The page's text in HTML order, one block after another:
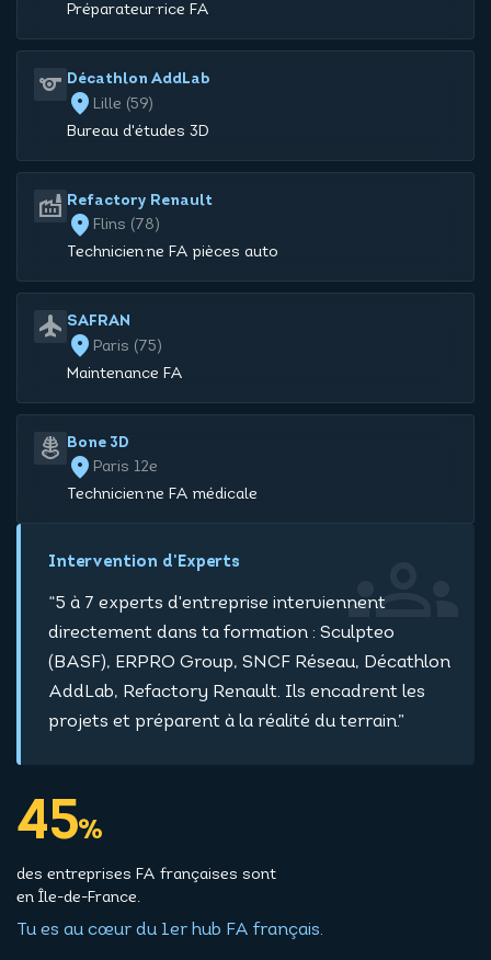
Préparateur·rice FA
sports Décathlon AddLab
location_on Lille (59)
Bureau d'études 3D
factory Refactory Renault
location_on Flins (78)
Technicien·ne FA pièces auto
flight SAFRAN
location_on Paris (75)
Maintenance FA
skeleton Bone 3D
location_on Paris 12e
Technicien·ne FA médicale
groups
Intervention d'Experts
“5 à 7 experts d'entreprise interviennent
directement dans ta formation : Sculpteo
(BASF), ERPRO Group, SNCF Réseau, Décathlon
AddLab, Refactory Renault. Ils encadrent les
projets et préparent à la réalité du terrain.”
45%
des entreprises FA françaises sont
en Île-de-France.
Tu es au cœur du 1er hub FA français.